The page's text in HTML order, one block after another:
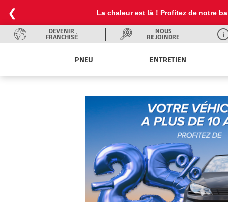
❮ La chaleur est là ! Profitez de notre
DEVENIR
FRANCHISÉ
NOUS
REJOINDRE
PNEU ENTRETIEN